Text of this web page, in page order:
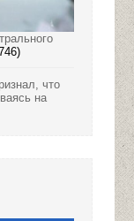
что
на